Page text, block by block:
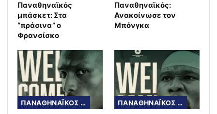
Παναθηναϊκός
μπάσκετ: Στα
“πράσινα” ο
Φρανσίσκο
Παναθηναϊκός:
Ανακοίνωσε τον
Μπόνγκα
ΠΑΝΑΘΗΝΑΪΚΟΣ ΜΠΑΣΚΕΤ ΠΑΝΑΘΗΝΑΪΚΟΣ ΜΠΑΣΚΕΤ